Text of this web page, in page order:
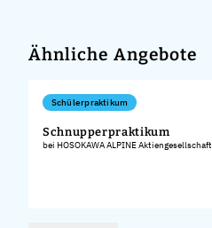
Ähnliche Angebote
Schülerpraktikum
Schnupperpraktikum
bei HOSOKAWA ALPINE Aktiengesellschaft